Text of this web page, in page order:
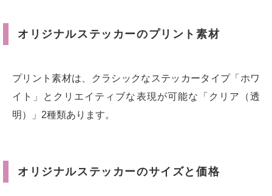
オリジナルステッカーのプリント素材
プリント素材は、クラシックなステッカータイプ「ホワ
イト」とクリエイティブな表現が可能な「クリア（透
明）」2種類あります。
オリジナルステッカーのサイズと価格